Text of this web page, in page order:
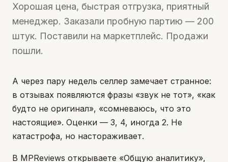
Хорошая цена, быстрая отгрузка, приятный
менеджер. Заказали пробную партию — 200
штук. Поставили на маркетплейс. Продажи
пошли.
А через пару недель селлер замечает странное:
в отзывах появляются фразы «звук не тот», «как
будто не оригинал», «сомневаюсь, что это
настоящие». Оценки — 3, 4, иногда 2. Не
катастрофа, но настораживает.
В MPReviews открываете «Общую аналитику»,